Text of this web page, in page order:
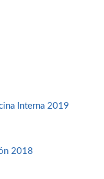
Interna 2019
2018